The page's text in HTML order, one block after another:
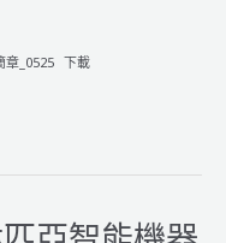
章_0525 下載